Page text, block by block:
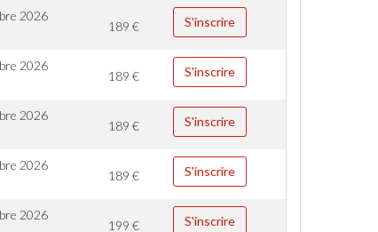
2026
189€ S'inscrire
2026
189€ S'inscrire
2026
189€ S'inscrire
2026
189€ S'inscrire
2026
199€ S'inscrire